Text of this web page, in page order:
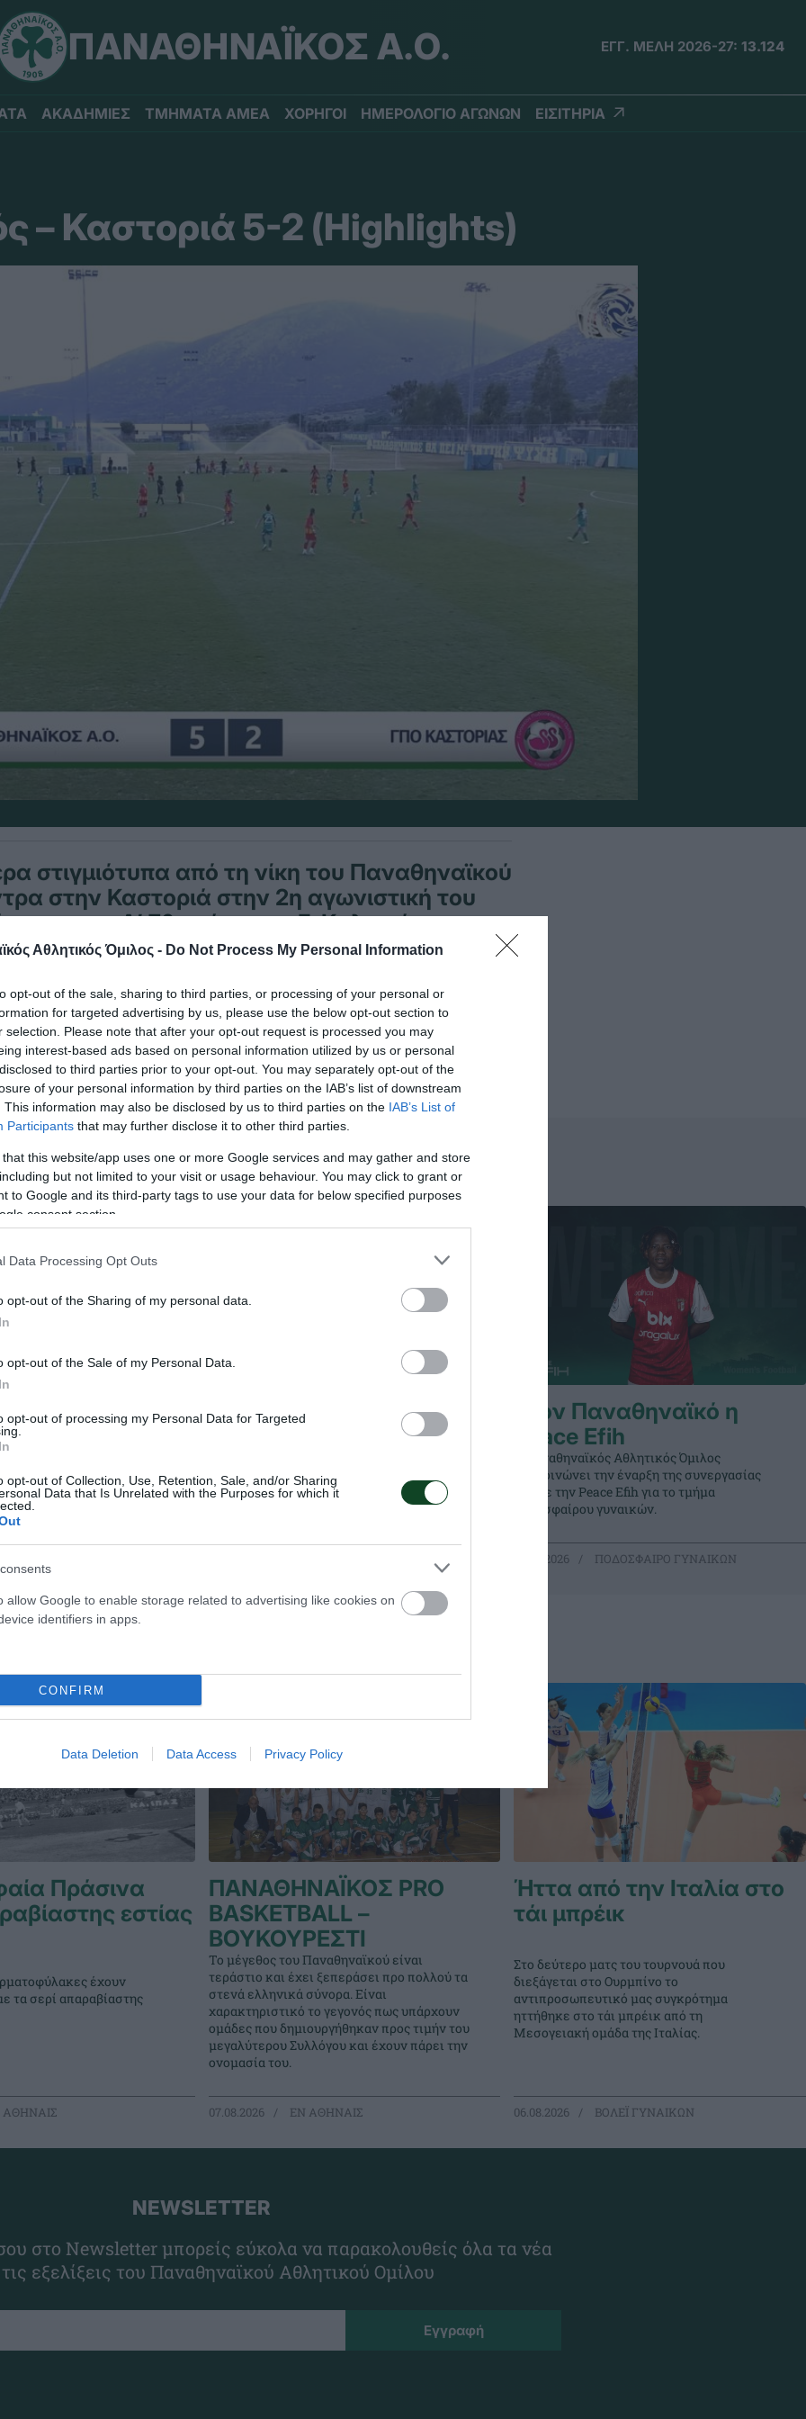
Αθλητικός Όμιλος - Do Not Process My Personal Information
opt-out of the sale, sharing to third parties, or processing of your personal or
for targeted advertising by us, please use the below opt-out section to
selection. Please note that after your opt-out request is processed you may
interest-based ads based on personal information utilized by us or personal
to third parties prior to your opt-out. You may separately opt-out of the
of your personal information by third parties on the IAB’s list of downstream
This information may also be disclosed by us to third parties on the IAB’s List of
Participants that may further disclose it to other third parties.
that this website/app uses one or more Google services and may gather and store
but not limited to your visit or usage behaviour. You may click to grant or
to Google and its third-party tags to use your data for below specified purposes
consent section.
Data Processing Opt Outs
opt-out of the Sharing of my personal data.
opt-out of the Sale of my Personal Data.
opt-out of processing my Personal Data for Targeted
opt-out of Collection, Use, Retention, Sale, and/or Sharing
Data that Is Unrelated with the Purposes for which it
allow Google to enable storage related to advertising like cookies on
identifiers in apps.
CONFIRM
Data Deletion Data Access Privacy Policy
ΠΑΝΑΘΗΝΑΪΚΟΣ Α.Ο. ΕΓΓ. ΜΕΛΗ 2026-27: 13.124
ΑΚΑΔΗΜΙΕΣ ΤΜΗΜΑΤΑ ΑΜΕΑ ΧΟΡΗΓΟΙ ΗΜΕΡΟΛΟΓΙΟ ΑΓΩΝΩΝ ΕΙΣΙΤΗΡΙΑ
– Καστοριά 5-2 (Highlights)
στιγμιότυπα από τη νίκη του Παναθηναϊκού
στην Καστοριά στην 2η αγωνιστική του
της Α’ Εθνικής στο «Γ. Καλαφάτης» στο
στο
Sydney Shepherd
Όμιλος
έναρξη της συνεργασίας
Shepherd για το τμήμα
«Πράσινη» η Lalia Storti
του με τη Lalia Storti για το τμήμα
ποδοσφαίρου γυναικών.
Στον Παναθηναϊκό η
Peace Efih
Ο Παναθηναϊκός Αθλητικός Όμιλος
ανακοινώνει την έναρξη της συνεργασίας
του με την Peace Efih για το τμήμα
ποδοσφαίρου γυναικών.
06.08.2026 ΠΟΔΟΣΦΑΙΡΟ ΓΥΝΑΙΚΩΝ
Πράσινα
εστίας
έχουν
τα σερί απαραβίαστης
ΑΘΗΝΑΙΣ
ΠΑΝΑΘΗΝΑΪΚΟΣ PRO
BASKETBALL –
ΒΟΥΚΟΥΡΕΣΤΙ
Το μέγεθος του Παναθηναϊκού είναι
τεράστιο και έχει ξεπεράσει προ πολλού τα
στενά ελληνικά σύνορα. Είναι
χαρακτηριστικό το γεγονός πως υπάρχουν
ομάδες που δημιουργήθηκαν προς τιμήν του
μεγαλύτερου Συλλόγου και έχουν πάρει την
ονομασία του.
07.08.2026 EΝ ΑΘΗΝΑΙΣ
Ήττα από την Ιταλία στο
τάι μπρέικ
Στο δεύτερο ματς του τουρνουά που
διεξάγεται στο Ουρμπίνο το
αντιπροσωπευτικό μας συγκρότημα
ηττήθηκε στο τάι μπρέικ από τη
Μεσογειακή ομάδα της Ιταλίας.
06.08.2026 ΒΟΛΕΪ ΓΥΝΑΙΚΩΝ
NEWSLETTER
στο Newsletter μπορείς εύκολα να παρακολουθείς όλα τα νέα
εξελίξεις του Παναθηναϊκού Αθλητικού Ομίλου